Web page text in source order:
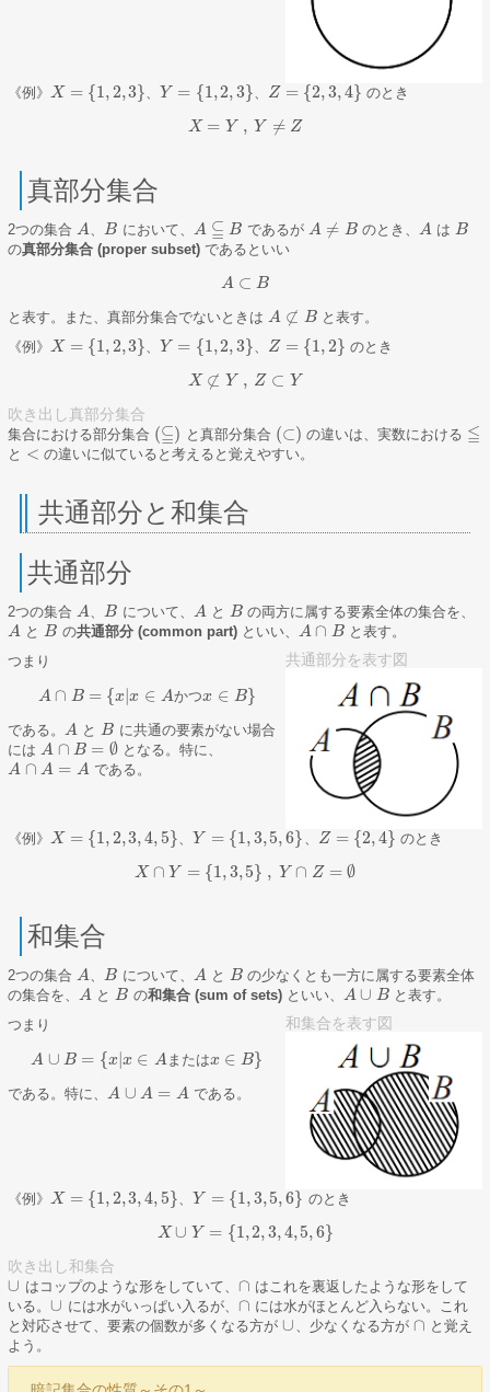
《例》 X = {1,2,3}
X= {1, 2 3} 、 Y = {1,2,3}
Y= {1, 2 ,3} 、 Z = {2,3,4}
Z= {2, 3 ,4} のとき
X = Y , Y ≠ Z
X =Y , Y≠ Z
真部分集合
2つの集合 A
A B
B において、 A ⫅ B
A⫅B であるが A ≠ B
A≠ B のとき、 A
A は B
B
の真部分集合 (proper subset) であるといい
A ⊂ B
A ⊂ B
と表す。また、真部分集合でないときは A ⊄ B
A⊄B
と表す。
《例》
X = {1,2,3}
X= {1, 2 3} Y = {1,2,3}
Y= {1, 2 ,3} Z = {1,2}
Z= {1, 2 } のとき
X ⊄ Y , Z ⊂ Y
X⊄Y , Z⊂Y
吹き出し真部分集合
集合における部分集合 (⫅)
( ⫅) と真部分集合 (⊂)
(⊂) の違いは、実数における ≦
≦
と <
< の違いに似ていると考えると覚えやすい。
共通部分と和集合
共通部分
2つの集合 A
A B
B について、 A
A と B
B の両方に属する要素全体の集合を、
A
A と B
B の共通部分 (common part)といい、 A ∩ B
A∩B と表す。
共通部分を表す図
つまり
A ∩ B = {x |x ∈ Aかつx ∈ B}
A∩B = {x| x∈A かつx∈B }
である。
A
A と B
B に共通の要素がない場合
には A ∩ B = ∅
A∩B =∅ となる。特に、
A ∩ A = A
A∩A =A である。
《例》 X = {1,2,3,4,5}
X= {1, 2 3, 4,5} 、 Y = {1,3,5,6}
Y {1, 3 ,5, 6} 、 Z = {2,4}
Z= {2, 4 } のとき
X ∩ Y = { 1,3,5 } , Y ∩ Z = ∅
X ∩Y = {1, 3,5} , Y ∩Z =∅
和集合
2つの集合 A
A B
B について、 A
A と B
B の少なくとも一方に属する要素全体
の集合を、 A
A と B
B の和集合 (sum of sets)といい、 A ∪ B
A∪B と表す。
和集合を表す図
つまり
A ∪ B = {x| x ∈ A ま たはx ∈ B}
A∪B = {x| x∈A また はx∈B }
である。特に、
A ∪ A = A
A∪A =A である。
《例》 X = { 1,2,3,4,5 }
X= {1, 2 3, 4,5} 、 Y = { 1,3,5,6}
Y {1, 3 ,5, 6} のとき
X ∪ Y = { 1,2,3,4,5,6}
X∪ Y= {1,2,3, 4,5,6}
吹き出し和集合
∪
∪ はコップのような形をしていて、 ∩
∩ はこれを裏返したような形をして
いる。 ∪
∪ には水がいっぱい入るが、 ∩
∩ には水がほとんど入らない。これ
と対応させて、要素の個数が多くなる方が ∪
∪ 、少なくなる方が ∩
∩ と覚え
よう。